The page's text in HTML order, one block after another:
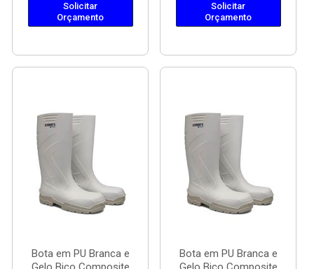
Solicitar
Orçamento
Solicitar
Orçamento
Bota em PU Branca e
Bota em PU Branca e